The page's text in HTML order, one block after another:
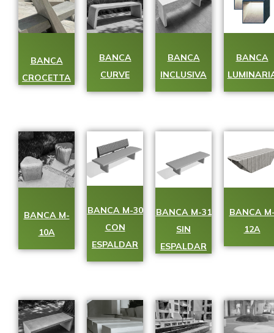
BANCA
CROCETTA
BANCA
CURVE
BANCA
INCLUSIVA
BANCA
BANCA M-
10A
BANCA M-30
CON
ESPALDAR
BANCA M-31
SIN
ESPALDAR
BANCA
12A